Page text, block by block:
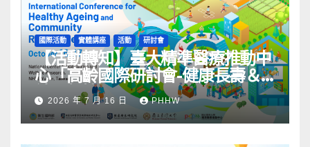
國際活動 實體講座 活動 研討會
【活動轉知】臺大精準醫療推動中
心「高齡國際研討會-健康長壽＆
社區韌性」
2026 年 7 月 16 日 PHHW